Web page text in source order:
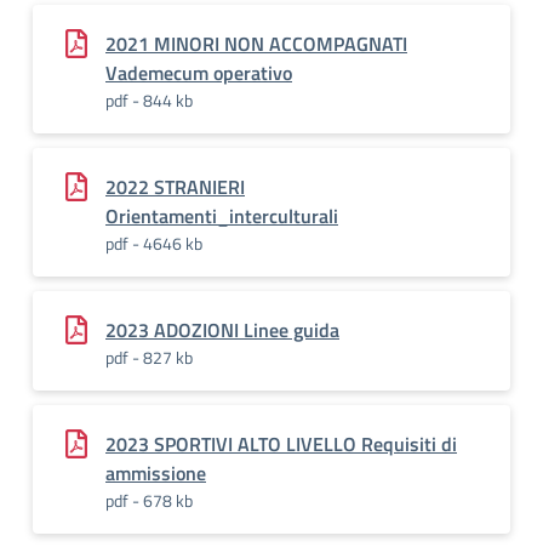
2021 MINORI NON ACCOMPAGNATI
Vademecum operativo
pdf - 844 kb
2022 STRANIERI
Orientamenti_interculturali
pdf - 4646 kb
2023 ADOZIONI Linee guida
pdf - 827 kb
2023 SPORTIVI ALTO LIVELLO Requisiti di
ammissione
pdf - 678 kb